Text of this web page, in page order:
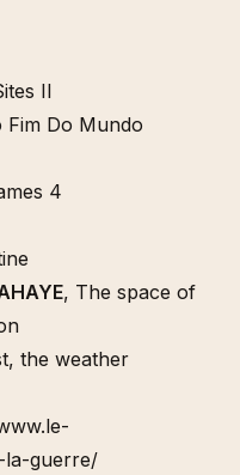
II
Fim Do Mundo
4
, The space of
the weather
la-guerre/